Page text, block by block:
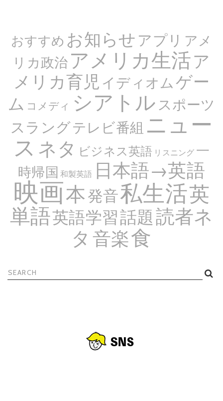
おすすめ お知らせアプリ アメ
リカ政治アメリカ生活ア
メリカ育児 イディオムゲー
ム コメディ シアトル スポーツ
スラングテレビ番組 ニュー
ス ネタ ビジネス英語 リスニング 一
時帰国 和製英語 日本語→英語
映画本発音私生活英
単語英語学習話題読者ネ
タ 音楽食